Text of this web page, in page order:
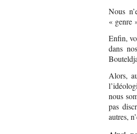
Nous
« genre
Enfin,
dans
Alors,
nous
pas
autres,